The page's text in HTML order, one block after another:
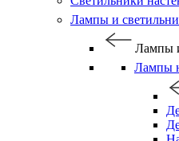
Лампы и
Лампы
Лампы